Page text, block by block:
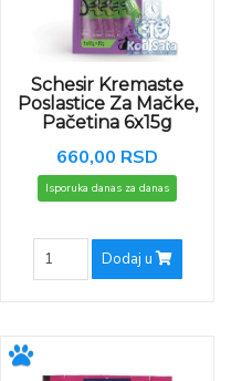
Schesir Kremaste
Poslastice Za Mačke,
Pačetina 6x15g
660,00 RSD
Isporuka danas za danas
Dodaj u